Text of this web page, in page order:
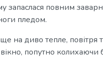
запаслася повним
пледом.
на диво тепле, повітря
попутно колихаючи